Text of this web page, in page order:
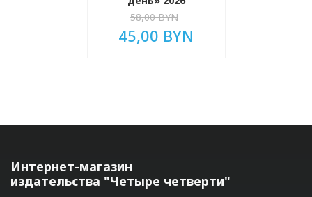
58,00 BYN
45,00 BYN
Интернет-магазин
издательства "Четыре четверти"